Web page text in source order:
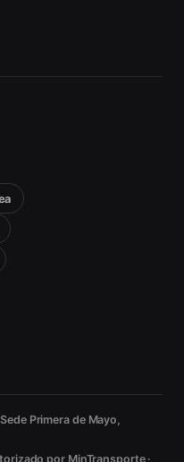
Primera de Mayo,
por MinTransporte ·